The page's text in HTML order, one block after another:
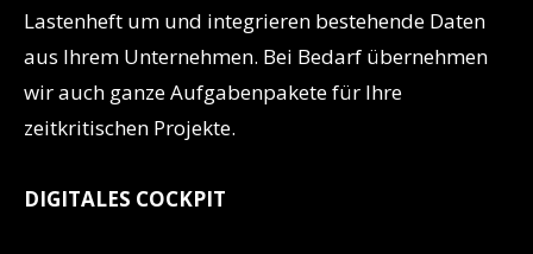
Lastenheft um und integrieren bestehende Daten
aus Ihrem Unternehmen. Bei Bedarf übernehmen
wir auch ganze Aufgabenpakete für Ihre
zeitkritischen Projekte.
DIGITALES COCKPIT